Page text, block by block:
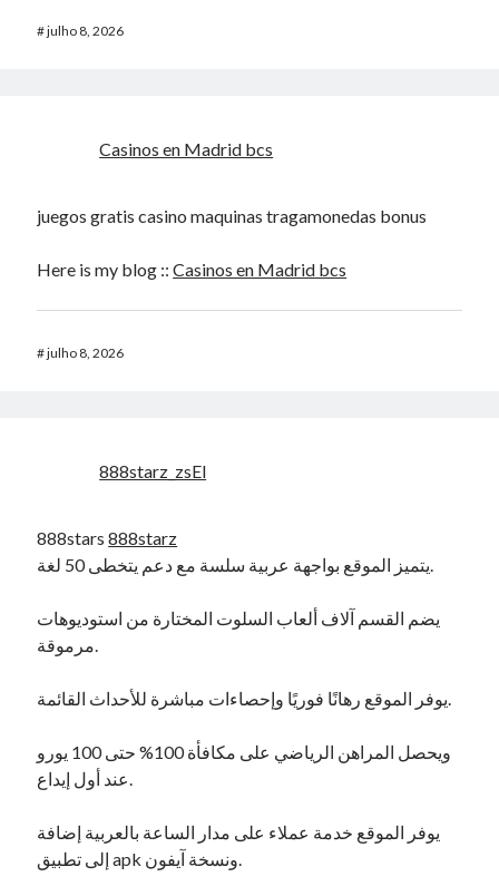
#julho 8, 2026
Casinos en Madrid bcs
juegos gratis casino maquinas tragamonedas bonus
Here is my blog ::Casinos en Madrid bcs
#julho 8, 2026
888starz_zsEl
888stars888starz
يتميز الموقع بواجهة عربية سلسة مع دعم يتخطى 50 لغة.
يضم القسم آلاف ألعاب السلوت المختارة من استوديوهات
مرموقة.
يوفر الموقع رهانًا فوريًا وإحصاءات مباشرة للأحداث القائمة.
ويحصل المراهن الرياضي على مكافأة 100% حتى 100 يورو
عند أول إيداع.
يوفر الموقع خدمة عملاء على مدار الساعة بالعربية إضافة
إلى تطبيق apk ونسخة آيفون.